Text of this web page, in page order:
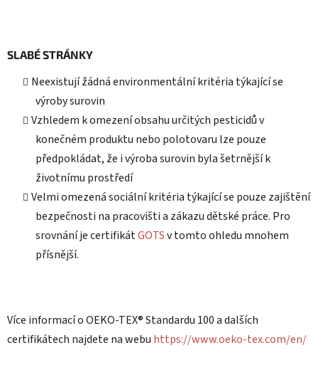
SLABÉ STRÁNKY
Neexistují žádná environmentální kritéria týkající se
výroby surovin
Vzhledem k omezení obsahu určitých pesticidů v
konečném produktu nebo polotovaru lze pouze
předpokládat, že i výroba surovin byla šetrnější k
životnímu prostředí
Velmi omezená sociální kritéria týkající se pouze zajištění
bezpečnosti na pracovišti a zákazu dětské práce. Pro
srovnání je certifikátGOTSv tomto ohledu mnohem
přísnější.
Více informací o OEKO-TEX® Standardu 100 a dalších
certifikátech najdete na webu https://www.oeko-tex.com/en/